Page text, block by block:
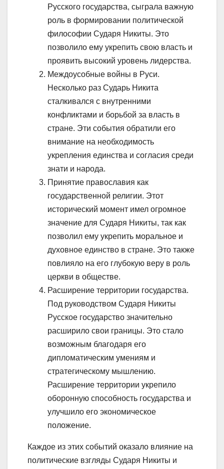
Русского государства, сыграла важную
роль в формировании политической
философии Сударя Никиты. Это
позволило ему укрепить свою власть и
проявить высокий уровень лидерства.
Междоусобные войны в Руси.
Несколько раз Сударь Никита
сталкивался с внутренними
конфликтами и борьбой за власть в
стране. Эти события обратили его
внимание на необходимость
укрепления единства и согласия среди
знати и народа.
Принятие православия как
государственной религии. Этот
исторический момент имел огромное
значение для Сударя Никиты, так как
позволил ему укрепить моральное и
духовное единство в стране. Это также
повлияло на его глубокую веру в роль
церкви в обществе.
Расширение территории государства.
Под руководством Сударя Никиты
Русское государство значительно
расширило свои границы. Это стало
возможным благодаря его
дипломатическим умениям и
стратегическому мышлению.
Расширение территории укрепило
оборонную способность государства и
улучшило его экономическое
положение.
Каждое из этих событий оказало влияние на
политические взгляды Сударя Никиты и